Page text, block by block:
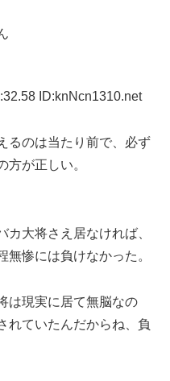
ID:knNcn1310.net
るのは当たり前で、必ず
方が正しい。
カ大将さえ居なければ、
無惨には負けなかった。
は現実に居て無脳なの
れていたんだからね、負